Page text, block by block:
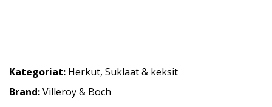
Kategoriat: Herkut, Suklaat & keksit
Brand:Villeroy & Boch